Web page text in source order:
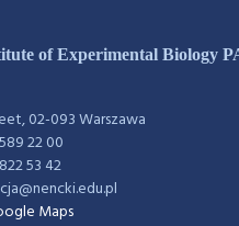
of Experimental Biology
02-093 Warszawa
22 00
53 42
Maps